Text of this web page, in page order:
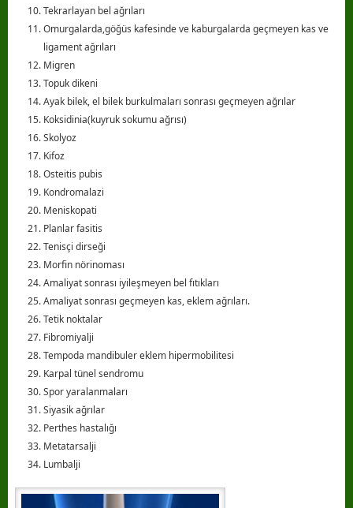
Tekrarlayan bel ağrıları
Omurgalarda,göğüs kafesinde ve kaburgalarda geçmeyen kas ve
ligament ağrıları
Migren
Topuk dikeni
Ayak bilek, el bilek burkulmaları sonrası geçmeyen ağrılar
Koksidinia(kuyruk sokumu ağrısı)
Skolyoz
Kifoz
Osteitis pubis
Kondromalazi
Meniskopati
Planlar fasitis
Tenisçi dirseği
Morfin nörinoması
Amaliyat sonrası iyileşmeyen bel fıtıkları
Amaliyat sonrası geçmeyen kas, eklem ağrıları.
Tetik noktalar
Fibromiyalji
Tempoda mandibuler eklem hipermobilitesi
Karpal tünel sendromu
Spor yaralanmaları
Siyasik ağrılar
Perthes hastalığı
Metatarsalji
Lumbalji